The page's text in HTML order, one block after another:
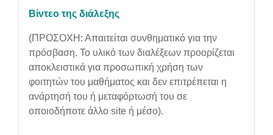
Βίντεο της διάλεξης
(ΠΡΟΣΟΧΗ: Απαιτείται συνθηματικό για την
πρόσβαση. Το υλικό των διαλέξεων προορίζεται
αποκλειστικά για προσωπική χρήση των
φοιτητών του μαθήματος και δεν επιτρέπεται η
ανάρτησή του ή μεταφόρτωσή του σε
οποιοδήποτε άλλο site ή μέσο).